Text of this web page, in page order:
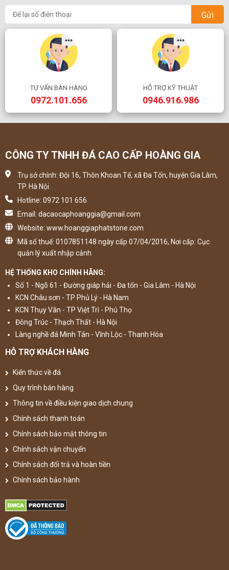
Gửi
TƯ VẤN BÁN HÀNG
0972.101.656
HỖ TRỢ KỸ THUẬT
0946.916.986
CÔNG TY TNHH ĐÁ CAO CẤP HOÀNG GIA
Trụ sở chính: Đội 16, Thôn Khoan Tế, xã Đa Tốn, huyện Gia Lâm,
TP. Hà Nội
Hotline: 0972 101 656
Email: dacaocaphoanggia@gmail.com
Website: www.hoanggiaphatstone.com
Mã số thuế: 0107851148 ngày cấp 07/04/2016, Nơi cấp: Cục
quản lý xuất nhập cảnh
HỆ THỐNG KHO CHÍNH HÃNG:
Số 1 - Ngõ 61 - Đường giáp hải - Đa tốn - Gia Lâm - Hà Nội
KCN Châu sơn - TP Phủ Lý - Hà Nam
KCN Thụy Vân - TP Việt Trì - Phú Thọ
Đông Trúc - Thạch Thất - Hà Nội
Làng nghề đá Minh Tân - Vĩnh Lộc - Thanh Hóa
HỖ TRỢ KHÁCH HÀNG
Kiến thức về đá
Quy trình bán hàng
Thông tin về điều kiện giao dịch chung
Chính sách thanh toán
Chính sách bảo mật thông tin
Chính sách vận chuyển
Chính sách đổi trả và hoàn tiền
Chính sách bảo hành